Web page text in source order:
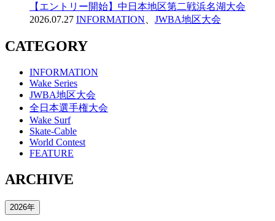
【エントリー開始】中日本地区第二戦浜名湖大会
2026.07.27 INFORMATION JWBA地区大会
CATEGORY
INFORMATION
Wake Series
JWBA地区大会
全日本選手権大会
Wake Surf
Skate-Cable
World Contest
FEATURE
ARCHIVE
2026年